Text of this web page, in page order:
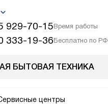
929-70-15Время работы
333-19-36Бесплатно по РФ
БЫТОВАЯ ТЕХНИКА
центры